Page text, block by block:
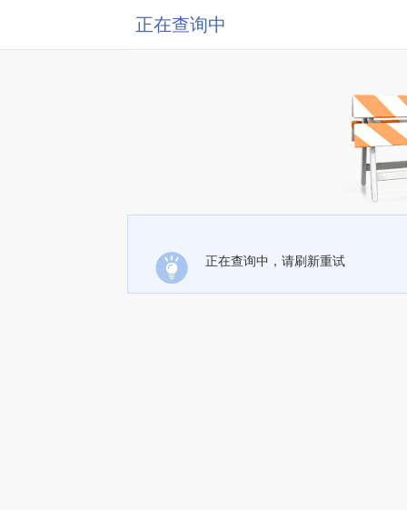
正在查询中
正在查询中，请刷新重试